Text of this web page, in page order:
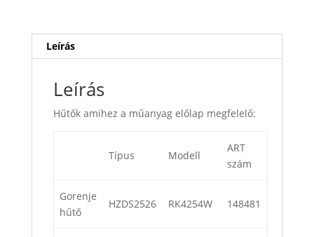
Leírás
Leírás
Hűtők amihez a műanyag előlap megfelelő:
Típus Modell
ART
szám
Gorenje
hűtő
HZDS2526 RK4254W 148481